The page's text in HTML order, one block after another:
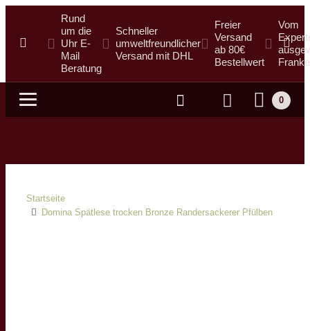
Rund
um die
Uhr E-
Mail
Beratung
Schneller
umweltfreundlicher
Versand mit DHL
Freier
Versand
ab 80€
Bestellwert
Vom
Suche
0
Startseite
Domina Spätlese trocken Bronze Randersackerer Pfülben